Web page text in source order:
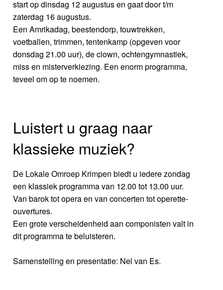
start op dinsdag 12 augustus en gaat door t/m
zaterdag 16 augustus.
Een Amrikadag, beestendorp, touwtrekken,
voetballen, trimmen, tentenkamp (opgeven voor
donsdag 21.00 uur), de clown, ochtengymnastiek,
miss en misterverkiezing. Een enorm programma,
teveel om op te noemen.
Luistert u graag naar
klassieke muziek?
De Lokale Omroep Krimpen biedt u iedere zondag
een klassiek programma van 12.00 tot 13.00 uur.
Van barok tot opera en van concerten tot operette-
ouvertures.
Een grote verscheidenheid aan componisten valt in
dit programma te beluisteren.
Samenstelling en presentatie: Nel van Es.